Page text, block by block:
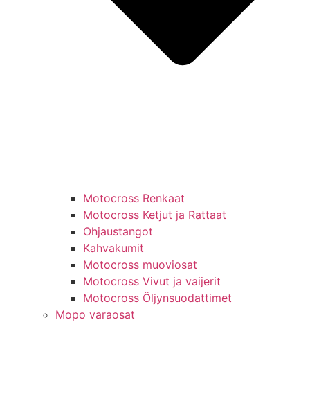
Motocross Renkaat
Motocross Ketjut ja Rattaat
Ohjaustangot
Kahvakumit
Motocross muoviosat
Motocross Vivut ja vaijerit
Motocross Öljynsuodattimet
Mopo varaosat